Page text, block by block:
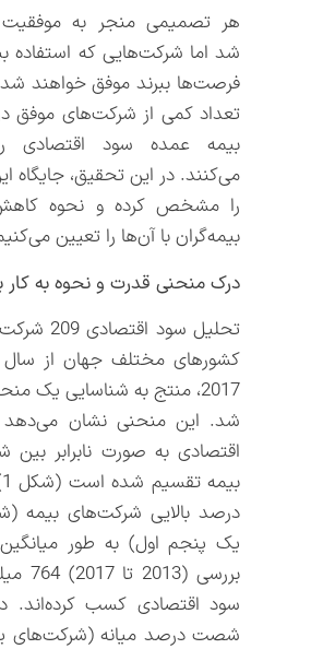
هر تصمیمی منجر به
شد اما شرکت‌هایی که استفاده
فرصت‌ها ببرند موفق خواهند شد.
تعداد کمی از شرکت‌های موفق
بیمه عمده سود اقتصادی
می‌کنند. در این تحقیق، جایگاه
را مشخص کرده و نحوه
بیمه‌گران با آن‌ها را تعیین
درک منحنی قدرت و نحوه به کار
تحلیل سود
2017، منتج به شناسایی یک
شد. این منحنی نشان
اقتصادی‌ به صورت نابرابر بین
درصد بالایی شرکت‌های بیمه
یک پنجم اول) به طور
بررسی
سود اقتصادی کسب کرده‌اند.
شصت درصد میانه (شرکت‌های